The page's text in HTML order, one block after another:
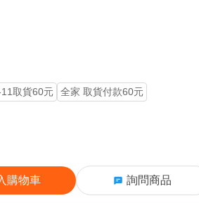
取貨60元
全家 取貨付款60元
購物車 詢問商品